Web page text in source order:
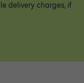
delivery charges, if